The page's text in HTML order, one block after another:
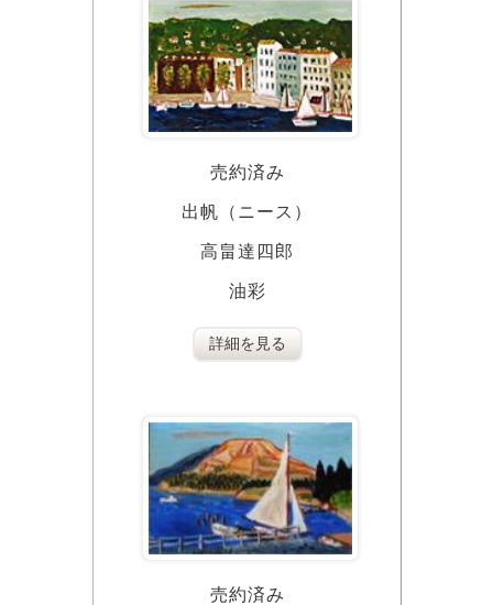
売約済み
出帆（ニース）
高畠達四郎
油彩
詳細を見る
売約済み